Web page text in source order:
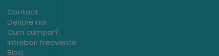
Contact
Despre noi
Cum cumpar?
Intrebari frecvente
Blog